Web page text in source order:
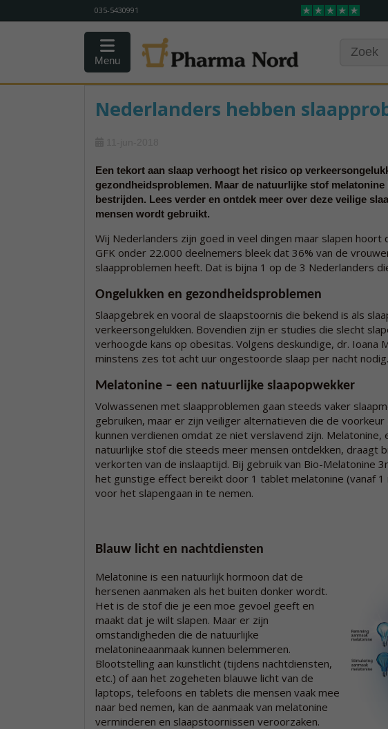
035-5430991
Menu
Nederlanders hebben
Een tekort aan slaap verhoogt het risico op
gezondheidsproblemen. Maar de natuurlijke stof
bestrijden. Lees verder en ontdek meer over deze veilige
mensen wordt gebruikt.
Wij Nederlanders zijn goed in veel dingen maar slapen
GFK onder 22.000 deelnemers bleek dat 36% van de
slaapproblemen heeft. Dat is bijna 1 op de 3 Nederlanders
Ongelukken en gezondheidsproblemen
Slaapgebrek en vooral de slaapstoornis die bekend is als
verkeersongelukken. Bovendien zijn er studies die slecht
verhoogde kans op obesitas. Volgens deskundige, dr. Ioana
minstens zes tot acht uur ongestoorde slaap per nacht nodig.
Melatonine – een natuurlijke slaapopwekker
Volwassenen met slaapproblemen gaan steeds vaker
gebruiken, maar er zijn veiliger alternatieven die de voorkeur
kunnen verdienen omdat ze niet verslavend zijn. Melatonine,
natuurlijke stof die steeds meer mensen ontdekken, draagt
verkorten van de inslaaptijd. Bij gebruik van Bio-Melatonine
het gunstige effect bereikt door 1 tablet melatonine (vanaf 1
voor het slapengaan in te nemen.
Blauw licht en nachtdiensten
Melatonine is een natuurlijk hormoon dat de
hersenen aanmaken als het buiten donker wordt.
Het is de stof die je een moe gevoel geeft en
maakt dat je wilt slapen. Maar er zijn
omstandigheden die de natuurlijke
melatonineaanmaak kunnen belemmeren.
Blootstelling aan kunstlicht (tijdens nachtdiensten,
etc.) of aan het zogeheten blauwe licht van de
laptops, telefoons en tablets die mensen vaak mee
naar bed nemen, kan de aanmaak van melatonine
verminderen en slaapstoornissen veroorzaken.